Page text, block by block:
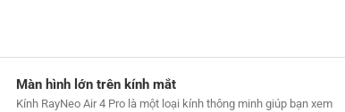
Màn hình lớn trên kính mắt
Kính RayNeo Air 4 Pro là một loại kính thông minh giúp bạn xem